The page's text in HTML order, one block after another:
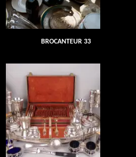
BROCANTEUR 33